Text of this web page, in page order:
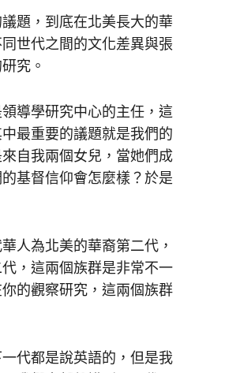
題，到底在北美長大的華
世代之間的文化差異與張
究。
導學研究中心的主任，這
最重要的議題就是我們的
自我兩個女兒，當她們成
基督信仰會怎麼樣？於是
人為北美的華裔第二代，
，這兩個族群是非常不一
的觀察研究，這兩個族群
代都是說英語的，但是我